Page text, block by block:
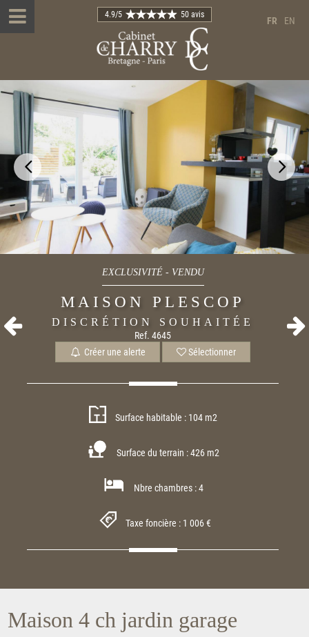
FR EN
4.9/5 50 avis
EXCLUSIVITÉ- VENDU
MAISON PLESCOP
DISCRÉTION SOUHAITÉE
Ref. 4645
Créer une alerte Sélectionner
Surface habitable : 104 m2
Surface du terrain : 426 m2
Nbre chambres : 4
Taxe foncière : 1 006 €
Maison 4 ch jardin garage